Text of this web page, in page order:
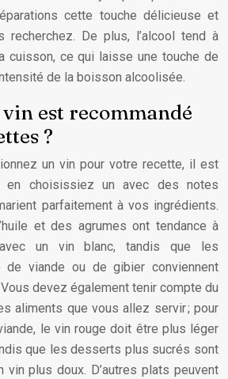
cette touche délicieuse et
recherchez. De plus, l’alcool tend à
cuisson, ce qui laisse une touche de
de la boisson alcoolisée.
est recommandé
?
un vin pour votre recette, il est
en choisissiez un avec des notes
parfaitement à vos ingrédients.
et des agrumes ont tendance à
un vin blanc, tandis que les
de viande ou de gibier conviennent
devez également tenir compte du
aliments que vous allez servir ; pour
le vin rouge doit être plus léger
que les desserts plus sucrés sont
vin plus doux. D’autres plats peuvent